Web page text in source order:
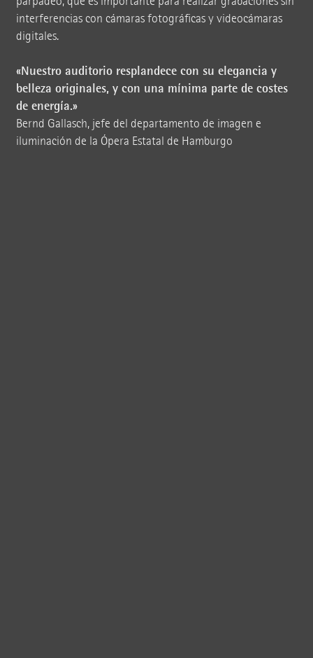
interferencias con cámaras fotográficas y videocámaras
digitales.
«Nuestro auditorio resplandece con su elegancia y
belleza originales, y con una mínima parte de costes
de energía.»
Bernd Gallasch, jefe del departamento de imagen e
iluminación de la Ópera Estatal de Hamburgo